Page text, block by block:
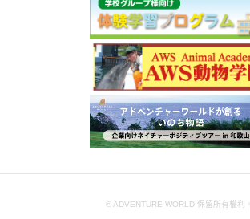
© ADVENTURE WORLD 保留所有權利。